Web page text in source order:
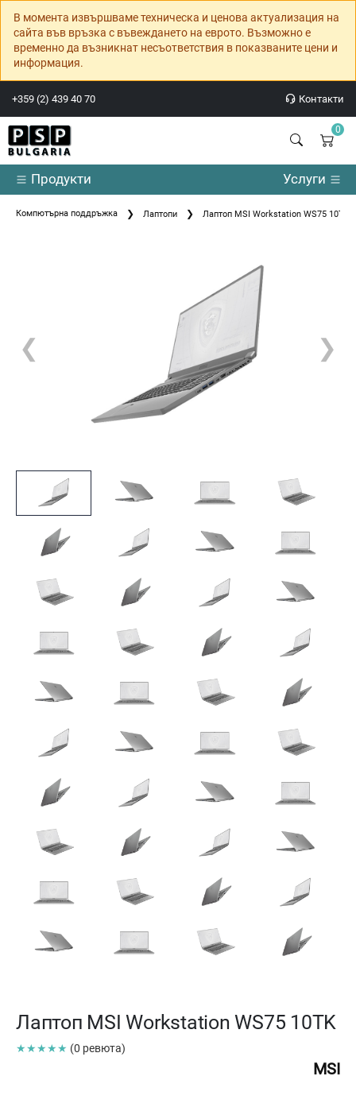
В момента извършваме техническа и ценова актуализация на
сайта във връзка с въвеждането на еврото. Възможно е
временно да възникнат несъответствия в показваните цени и
информация.
+359 (2) 439 40 70 Контакти
0
Продукти Услуги
Компютърна поддръжка Лаптопи Лаптоп MSI Workstation WS75 10TK
❮ ❯
Лаптоп MSI Workstation WS75 10TK
★★★★★ (0 ревюта)
MSI